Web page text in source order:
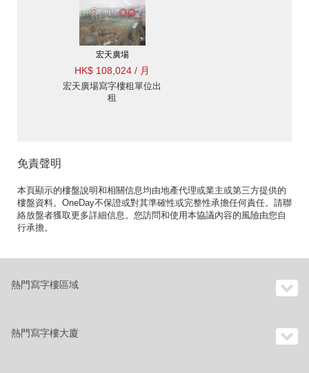
宏天廣場
HK$ 108,024 / 月
宏天廣場寫字樓租單位出
租
免責聲明
本頁顯示的樓盤說明和相關信息均由地產代理或業主或第三方提供的
樓盤資料。OneDay不保證或對其準確性或完整性承擔任何責任。請聯
絡放盤者獲取更多詳細信息。您訪問和使用本協議內容的風險由您自
行承擔。
熱門寫字樓區域
熱門寫字樓大廈